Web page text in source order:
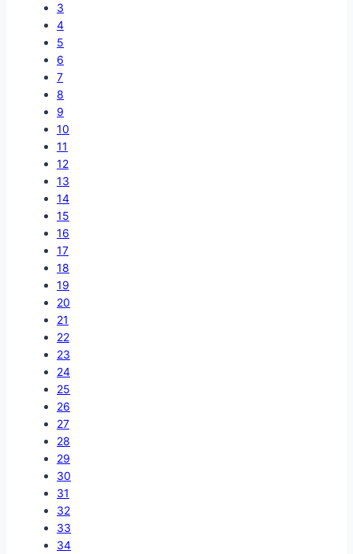
3
4
5
6
7
8
9
10
11
12
13
14
15
16
17
18
19
20
21
22
23
24
25
26
27
28
29
30
31
32
33
34